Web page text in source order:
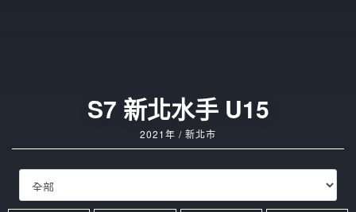
S7 新北水手 U15
2021年 / 新北市